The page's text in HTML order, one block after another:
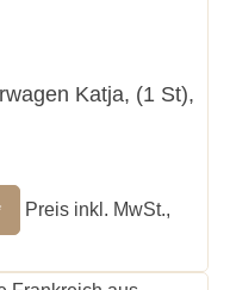
Katja, (1 St),
Preis inkl. MwSt.,